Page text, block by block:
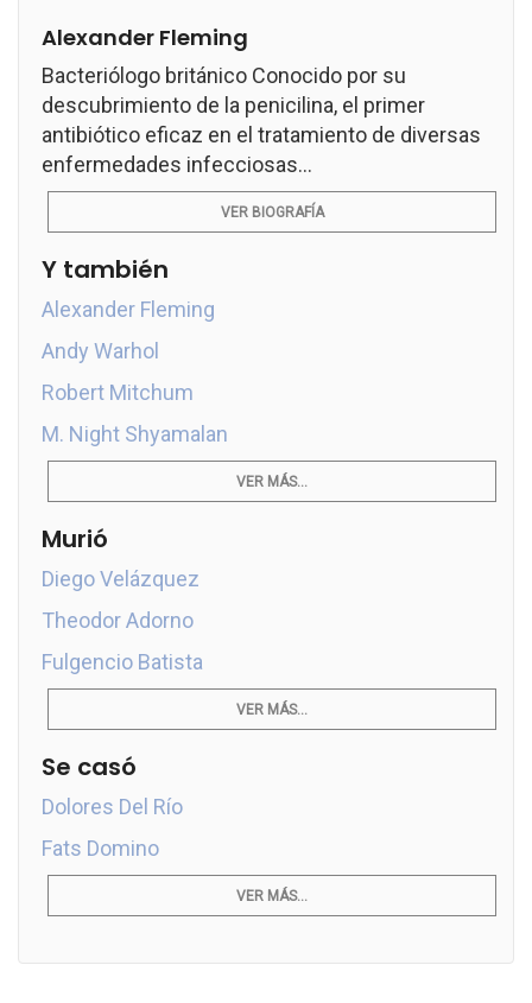
Alexander Fleming
Bacteriólogo británico Conocido por su
descubrimiento de la penicilina, el primer
antibiótico eficaz en el tratamiento de diversas
enfermedades infecciosas...
VER BIOGRAFÍA
Y también
Alexander Fleming
Andy Warhol
Robert Mitchum
M. Night Shyamalan
VER MÁS...
Murió
Diego Velázquez
Theodor Adorno
Fulgencio Batista
VER MÁS...
Se casó
Dolores Del Río
Fats Domino
VER MÁS...